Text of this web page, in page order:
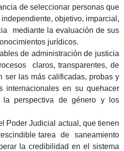
de seleccionar personas que
objetivo, imparcial,
mediante la evaluación de sus
jurídicos.
de administración de justicia
claros, transparentes, de
ser las más calificadas, probas y
en su quehacer
la perspectiva de género y los
Poder Judicial actual, que tienen
tarea de saneamiento
la credibilidad en el sistema